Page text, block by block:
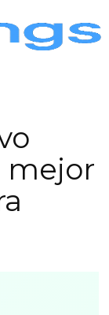
mejor